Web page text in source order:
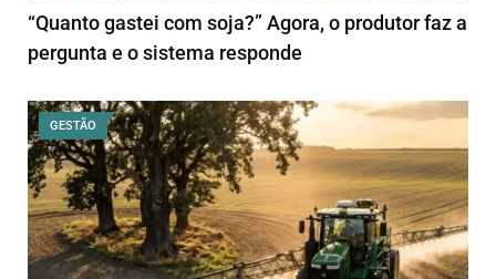
“Quanto gastei com soja?” Agora, o produtor faz a
pergunta e o sistema responde
GESTÃO